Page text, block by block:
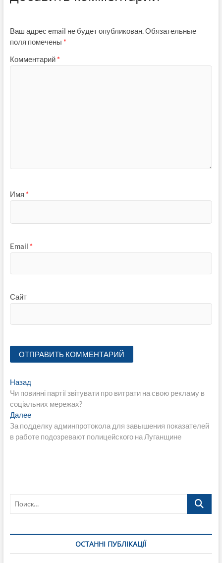
Ваш адрес email не будет опубликован.Обязательные
поля помечены *
Комментарий *
Имя *
Email *
Сайт
Навигация
по
записям
НазадПредыдущая
запись:
Чи повинні партії звітувати про витрати на свою рекламу в
соціальних мережах?
ДалееСледующая
запись:
За подделку админпротокола для завышения показателей
в работе подозревают полицейского на Луганщине
Поиск…
ОСТАННІ ПУБЛІКАЦІЇ